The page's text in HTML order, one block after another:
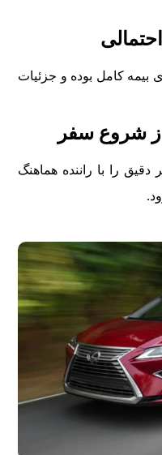
بیمه کامل بوده و جزئیات
شروع سفر
را با راننده هماهنگ